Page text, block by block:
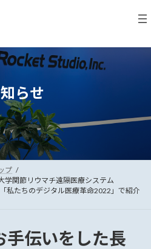
らせ
プ
学関節リウマチ遠隔医療システム
「私たちのデジタル医療革命2022」で紹介
手伝いをした長